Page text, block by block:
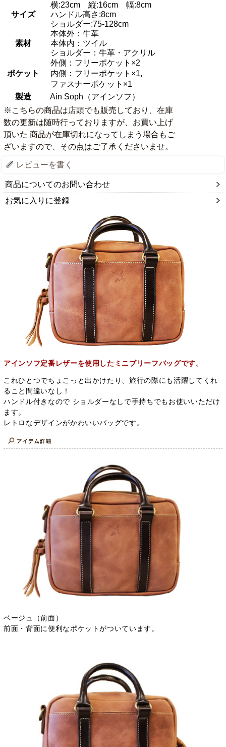
サイズ
横:23cm 縦:16cm 幅:8cm
ハンドル高さ:8cm
ショルダー:75-128cm
素材
本体外：牛革
本体内：ツイル
ショルダー：牛革・アクリル
ポケット
外側：フリーポケット×2
内側：フリーポケット×1,
ファスナーポケット×1
製造
Ain Soph（アインソフ）
※こちらの商品は店頭でも販売しており、在庫
数の更新は随時行っておりますが、お買い上げ
頂いた 商品が在庫切れになってしまう場合もご
ざいますので、その点はご了承くださいませ。
レビューを書く
商品についてのお問い合わせ
お気に入りに登録
アインソフ定番レザーを使用したミニブリーフバッグです。
これひとつでちょこっと出かけたり、旅行の際にも活躍してくれ
ること間違いなし！
ハンドル付きなので ショルダーなしで手持ちでもお使いいただけ
ます。
レトロなデザインがかわいいバッグです。
ベージュ（前面）
前面・背面に便利なポケットがついています。